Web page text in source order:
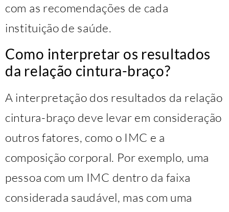
com as recomendações de cada
instituição de saúde.
Como interpretar os resultados
da relação cintura-braço?
A interpretação dos resultados da relação
cintura-braço deve levar em consideração
outros fatores, como o IMC e a
composição corporal. Por exemplo, uma
pessoa com um IMC dentro da faixa
considerada saudável, mas com uma